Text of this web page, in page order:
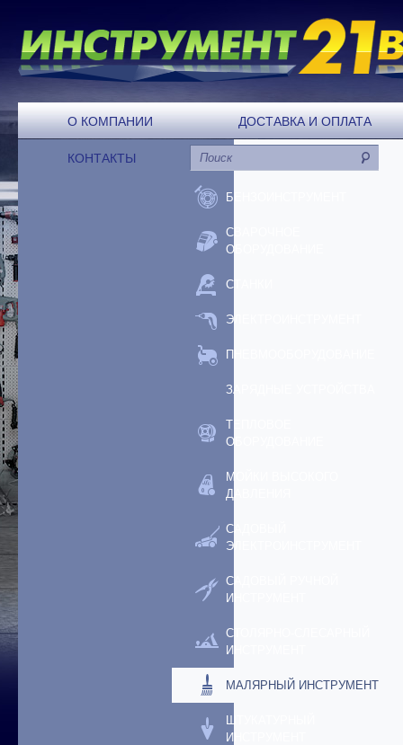
О КОМПАНИИ ДОСТАВКА И ОПЛАТА
КОНТАКТЫ
БЕНЗОИНСТРУМЕНТ
СВАРОЧНОЕ
ОБОРУДОВАНИЕ
СТАНКИ
ЭЛЕКТРОИНСТРУМЕНТ
ПНЕВМООБОРУДОВАНИЕ
ЗАРЯДНЫЕ УСТРОЙСТВА
ТЕПЛОВОЕ
ОБОРУДОВАНИЕ
МОЙКИ ВЫСОКОГО
ДАВЛЕНИЯ
САДОВЫЙ
ЭЛЕКТРОИНСТРУМЕНТ
САДОВЫЙ РУЧНОЙ
ИНСТРУМЕНТ
СТОЛЯРНО-СЛЕСАРНЫЙ
ИНСТРУМЕНТ
МАЛЯРНЫЙ ИНСТРУМЕНТ
ШТУКАТУРНЫЙ
ИНСТРУМЕНТ